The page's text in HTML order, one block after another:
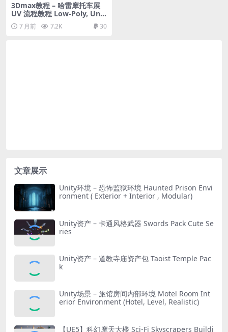
3Dmax教程 – 哈雷摩托车展
UV 流程教程 Low-Poly, Unw
rapping
7 月前 7.2K 30
文章展示
Unity环境 – 恐怖监狱环境 Haunted Prison Envi
ronment ( Exterior + Interior , Modular)
Unity资产 – 卡通风格武器 Swords Pack Cute Se
ries
Unity资产 – 道教寺庙资产包 Taoist Temple Pac
k
Unity场景 – 旅馆房间内部环境 Motel Room Int
erior Environment (Hotel, Level, Realistic)
【UE5】科幻摩天大楼 Sci-Fi Skyscrapers Buildi